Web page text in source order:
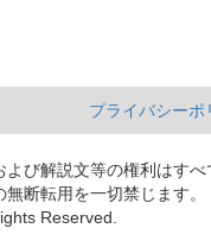
プライバシーポ
び解説文等の権利はす
断転用を一切禁じます。
Reserved.